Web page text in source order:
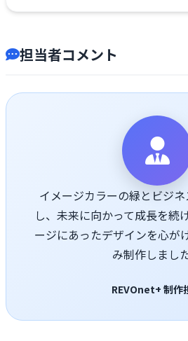
担当者コメント
イメージカラーの緑とビジ
し、未来に向かって成長を続
ージにあったデザインを心が
み制作しました
REVOnet+ 制作